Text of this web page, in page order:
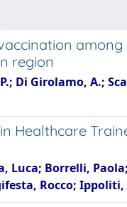
region
Di Girolamo, A.;
Healthcare
Luca; Borrelli,
Rocco;